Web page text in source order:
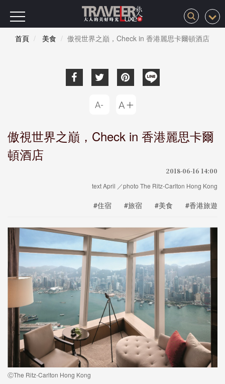
首頁 美食 傲視世界之巔，Check in 香港麗思卡爾頓酒店
傲視世界之巔，Check in 香港麗思卡爾
頓酒店
2018-06-16 14:00
text April ／photo The Ritz-Carlton Hong Kong
#住宿 #旅宿 #美食 #香港旅遊
ⒸThe Ritz-Carlton Hong Kong